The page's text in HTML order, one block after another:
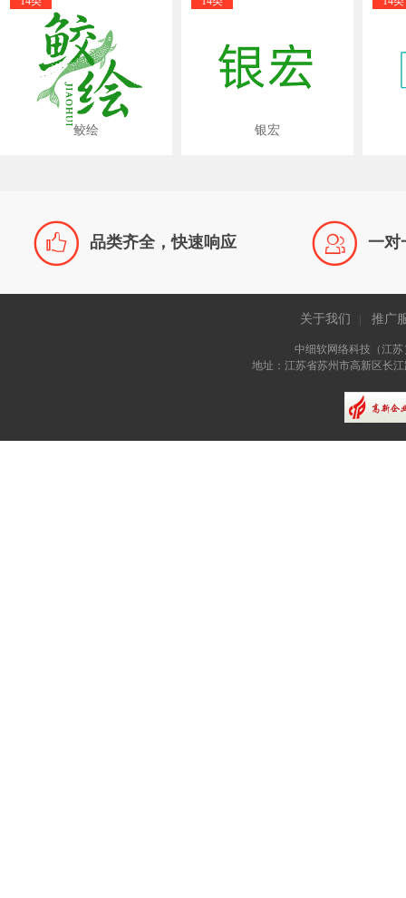
鲛绘 银宏
 品类齐全，快速响应  一对
关于我们 推广
中细软网络科技（江
地址：江苏省苏州市高新区长